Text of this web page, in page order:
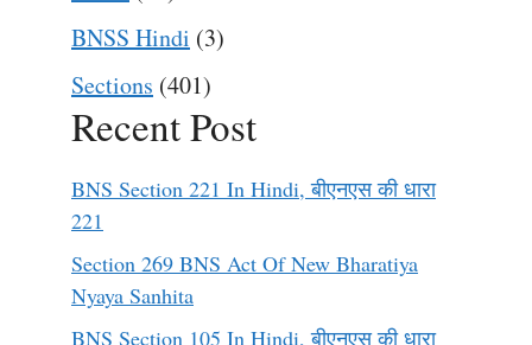
BNSS Hindi (3)
Sections (401)
Recent Post
BNS Section 221 In Hindi, बीएनएस की धारा
221
Section 269 BNS Act Of New Bharatiya
Nyaya Sanhita
BNS Section 105 In Hindi, बीएनएस की धारा